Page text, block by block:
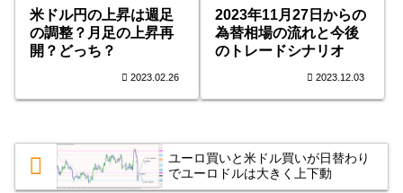
米ドル円の上昇は週足
の調整？月足の上昇再
開？どっち？
2023.02.26
2023年11月27日からの
為替相場の流れと今後
のトレードシナリオ
2023.12.03
ユーロ買いと米ドル買いが日替わり
でユーロドルは大きく上下動